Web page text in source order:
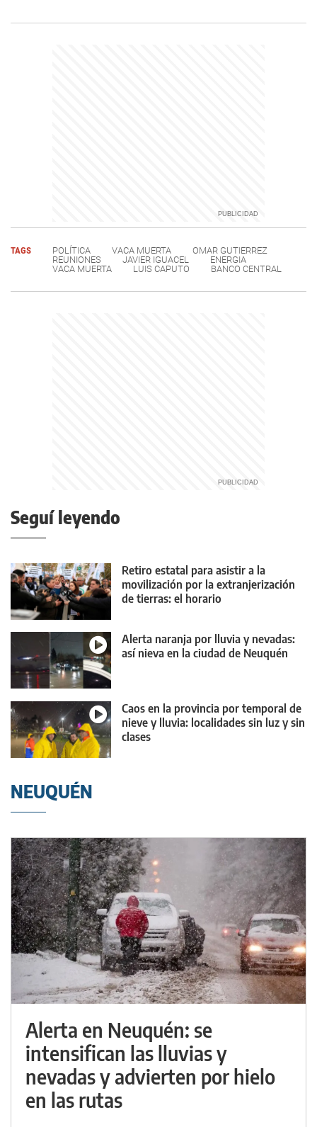
TAGS POLÍTICA VACA MUERTA
OMAR GUTIERREZ
REUNIONES
JAVIER IGUACEL
ENERGIA
VACA MUERTA
LUIS CAPUTO BANCO CENTRAL
Seguí leyendo
Retiro estatal para asistir a la
movilización por la extranjerización
de tierras: el horario
Alerta naranja por lluvia y nevadas:
así nieva en la ciudad de Neuquén
Caos en la provincia por temporal de
nieve y lluvia: localidades sin luz y sin
clases
NEUQUÉN
Alerta en Neuquén: se
intensifican las lluvias y
nevadas y advierten por hielo
en las rutas